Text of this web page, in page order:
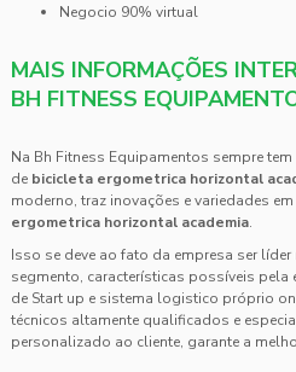
negocio 90% virtual
MAIS INFORMAÇÕES
BH FITNESS
Na Bh Fitness Equipamentos sempre
de bicicleta ergometrica horizontal
moderno, traz inovações e variedades
ergometrica horizontal academia.
Isso se deve ao fato da empresa ser
segmento, características possíveis
de Start up e sistema logistico próprio
técnicos altamente qualificados e
personalizado ao cliente, garante a